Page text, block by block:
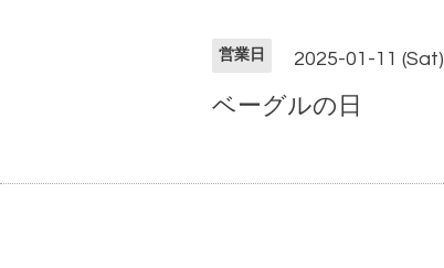
営業日 2025-01-11 (Sat)
ベーグルの日